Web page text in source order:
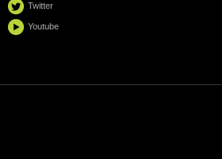
Twitter
Youtube